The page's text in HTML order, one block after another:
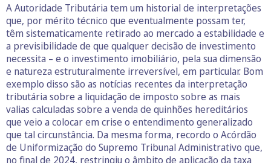
A Autoridade Tributária tem um historial de interpretações
que, por mérito técnico que eventualmente possam ter,
têm sistematicamente retirado ao mercado a estabilidade e
a previsibilidade de que qualquer decisão de investimento
necessita – e o investimento imobiliário, pela sua dimensão
e natureza estruturalmente irreversível, em particular. Bom
exemplo disso são as notícias recentes da interpretação
tributária sobre a liquidação de imposto sobre as mais
valias calculadas sobre a venda de quinhões hereditários
que veio a colocar em crise o entendimento generalizado
que tal circunstância. Da mesma forma, recordo o Acórdão
de Uniformização do Supremo Tribunal Administrativo que,
no final de 2024, restringiu o âmbito de aplicação da taxa